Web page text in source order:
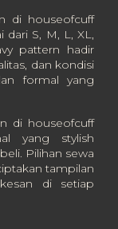
di houseofcuff
S, M, L, XL,
pattern hadir
dan kondisi
formal yang
di houseofcuff
yang stylish
Pilihan sewa
tampilan
di setiap